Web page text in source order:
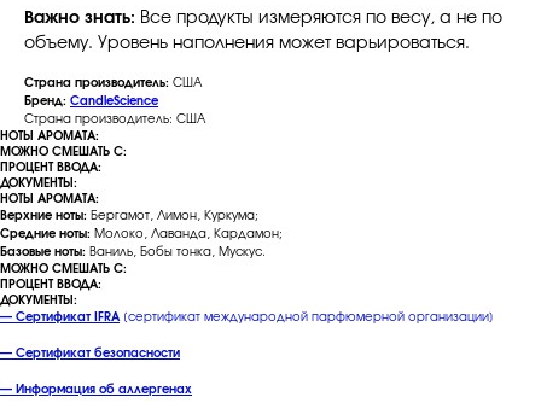
Важно знать: Все продукты измеряются по весу, а не по
объему. Уровень наполнения может варьироваться.
Страна производитель: США
Бренд: CandleScience
Страна производитель: США
НОТЫ АРОМАТА:
МОЖНО СМЕШАТЬ С:
ПРОЦЕНТ ВВОДА:
ДОКУМЕНТЫ:
НОТЫ АРОМАТА:
Верхние ноты: Бергамот, Лимон, Куркума;
Средние ноты: Молоко, Лаванда, Кардамон;
Базовые ноты: Ваниль, Бобы тонка, Мускус.
МОЖНО СМЕШАТЬ С:
ПРОЦЕНТ ВВОДА:
ДОКУМЕНТЫ:
— Сертификат IFRA [сертификат международной парфюмерной организации]
— Сертификат безопасности
— Информация об аллергенах